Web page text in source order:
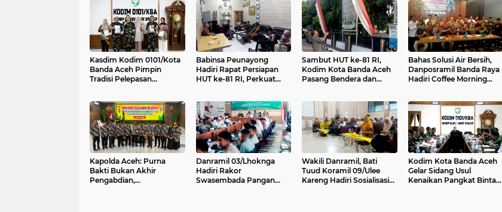
Kasdim Kodim 0101/Kota
Banda Aceh Pimpin
Tradisi Pelepasan
Babinsa Peunayong
Hadiri Rapat Persiapan
HUT ke-81 RI, Perkuat
Sambut HUT ke-81 RI,
Kodim Kota Banda Aceh
Pasang Bendera dan
Bahas Solusi Air Bersih,
Danposramil Banda Raya
Hadiri Coffee Morning
Kapolda Aceh: Purna
Bakti Bukan Akhir
Pengabdian,
Danramil 03/Lhoknga
Hadiri Rakor
Swasembada Pangan
Wakili Danramil, Bati
Tuud Koramil 09/Ulee
Kareng Hadiri Sosialisasi
Kodim Kota Banda Aceh
Gelar Sidang Usul
Kenaikan Pangkat Bintara